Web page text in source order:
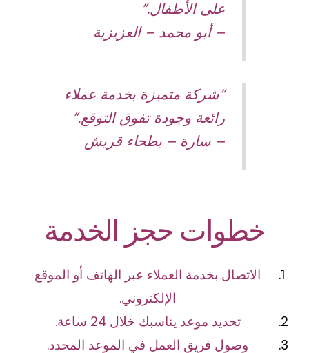
على الأطفال.”
–أبو محمد – العزيزية
“شركة متميزة بخدمة عملاء
رائعة وجودة تفوق التوقع.”
–سارة – بطحاء قريش
خطوات حجز الخدمة
الاتصال بخدمة العملاء عبر الهاتف أو الموقع
الإلكتروني.
تحديد موعد يناسبك خلال 24 ساعة.
وصول فريق العمل في الموعد المحدد.